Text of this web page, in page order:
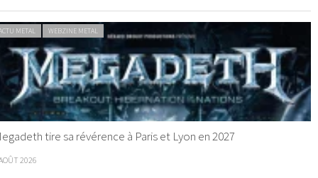
METAL WEBZINE METAL
tire sa révérence à Paris et Lyon en 2027
2026